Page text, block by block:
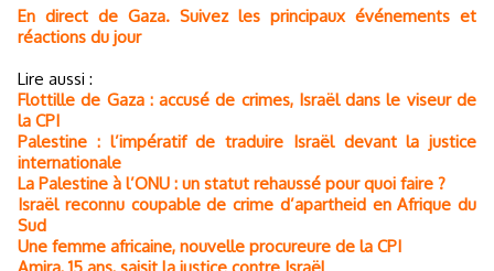
En direct de Gaza. Suivez les principaux événements et
réactions du jour
Lire aussi :
Flottille de Gaza : accusé de crimes, Israël dans le viseur de
la CPI
Palestine : l’impératif de traduire Israël devant la justice
internationale
La Palestine à l’ONU : un statut rehaussé pour quoi faire ?
Israël reconnu coupable de crime d’apartheid en Afrique du
Sud
Une femme africaine, nouvelle procureure de la CPI